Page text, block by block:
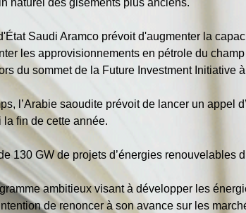
naturel des gisements plus anciens.
Saudi Aramco prévoit d'augmenter la
les approvisionnements en pétrole du
du sommet de la Future Investment Initiative
l’Arabie saoudite prévoit de lancer un appel
la fin de cette année.
130 GW de projets d’énergies renouvelables
ambitieux visant à développer les
de renoncer à son avance sur les